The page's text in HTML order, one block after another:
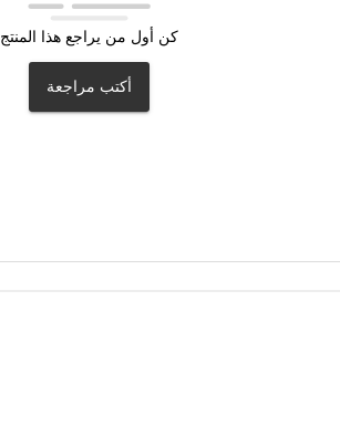
كن أول من يراجع هذا المنتج
أكتب مراجعة